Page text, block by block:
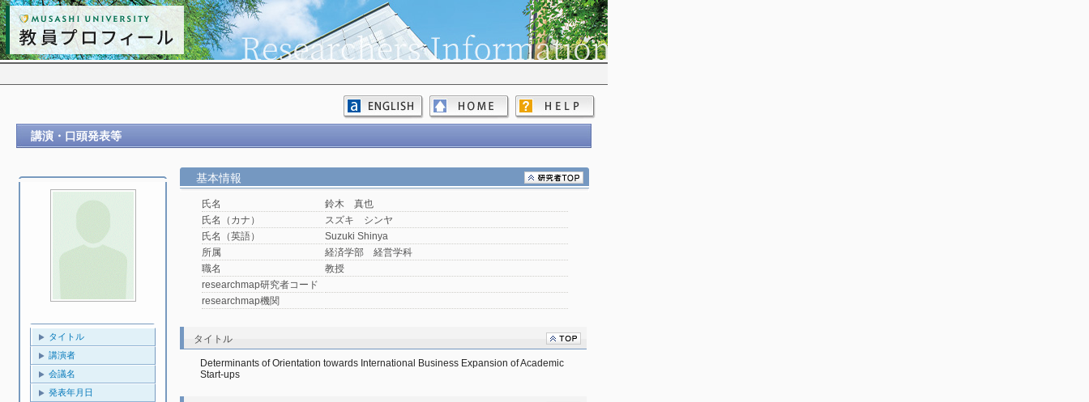
講演・口頭発表等
タイトル
講演者
会議名
発表年月日
基本情報
氏名
鈴木 真也
氏名（カナ）
スズキ シンヤ
氏名（英語）
Suzuki Shinya
所属
経済学部 経営学科
職名
教授
researchmap研究者コード
researchmap機関
タイトル
Determinants of Orientation towards International Business Expansion of Academic
Start-ups